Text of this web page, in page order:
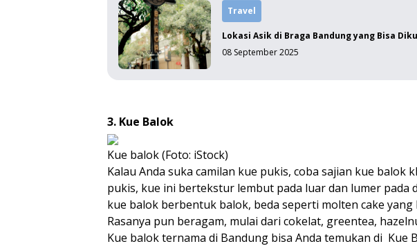
Travel
Lokasi Asik di Braga Bandung yang Bisa
08 September 2025
3. Kue Balok
Kue balok (Foto: iStock)
Kalau Anda suka camilan kue pukis, coba sajian kue balok
pukis, kue ini bertekstur lembut pada luar dan lumer pada
kue balok berbentuk balok, beda seperti molten cake
Rasanya pun beragam, mulai dari cokelat, greentea,
Kue balok ternama di Bandung bisa Anda temukan di Kue